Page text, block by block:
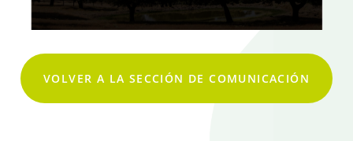
VOLVER A LA SECCIÓN DE COMUNICACIÓN